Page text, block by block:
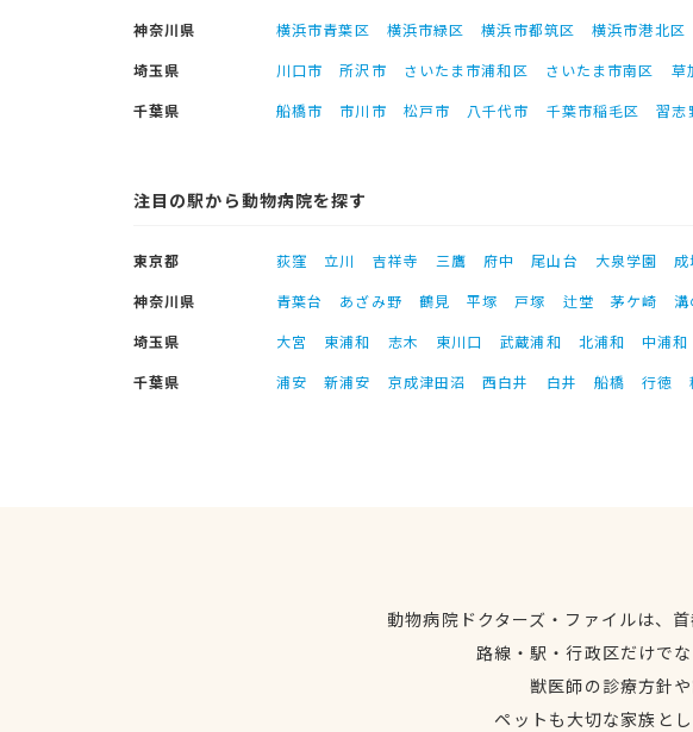
神奈川県
横浜市青葉区 横浜市緑区 横浜市都筑区 横浜市港北区
埼玉県
川口市 所沢市 さいたま市浦和区 さいたま市南区 草
千葉県
船橋市 市川市 松戸市 八千代市 千葉市稲毛区 習志
注目の駅から動物病院を探す
東京都 荻窪 立川 吉祥寺 三鷹 府中 尾山台 大泉学園
神奈川県
青葉台 あざみ野 鶴見 平塚 戸塚 辻堂 茅ケ崎
溝
埼玉県
大宮 東浦和 志木 東川口 武蔵浦和 北浦和 中浦和
千葉県
浦安 新浦安 京成津田沼 西白井 白井 船橋 行徳
動物病院ドクターズ・ファイルは、
路線・駅・行政区だけで
獣医師の診療方針
ペットも大切な家族と